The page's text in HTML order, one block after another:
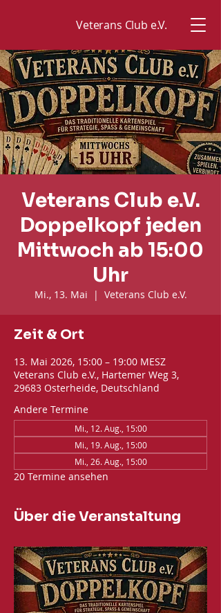
Veterans Club e.V.
Veterans Club e.V.
Doppelkopf jeden
Mittwoch ab 15:00
Uhr
Mi., 13. Mai
  |
Veterans Club e.V.
Zeit & Ort
13. Mai 2026, 15:00 – 19:00 MESZ
Veterans Club e.V., Hartemer Weg 3,
29683 Osterheide, Deutschland
Andere Termine
Mi., 12. Aug., 15:00
Mi., 19. Aug., 15:00
Mi., 26. Aug., 15:00
20 Termine ansehen
Über die Veranstaltung